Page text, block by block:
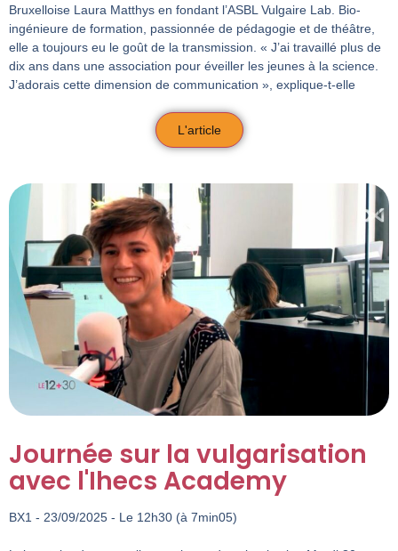
Bruxelloise Laura Matthys en fondant l’ASBL Vulgaire Lab. Bio-
ingénieure de formation, passionnée de pédagogie et de théâtre,
elle a toujours eu le goût de la transmission. « J’ai travaillé plus de
dix ans dans une association pour éveiller les jeunes à la science.
J’adorais cette dimension de communication », explique-t-elle
L'article
Journée sur la vulgarisation
avec l'Ihecs Academy
BX1 - 23/09/2025 - Le 12h30 (à 7min05)